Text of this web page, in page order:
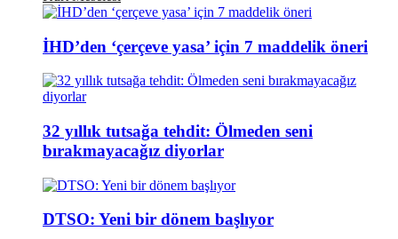
İHD’den ‘çerçeve yasa’ için 7 maddelik öneri
32 yıllık tutsağa tehdit: Ölmeden seni
bırakmayacağız diyorlar
DTSO: Yeni bir dönem başlıyor